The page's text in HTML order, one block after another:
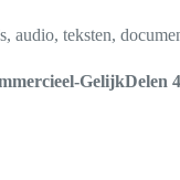
audio, teksten,